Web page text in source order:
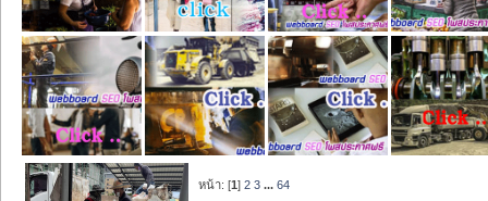
หน้า: [1]2 3 ...64